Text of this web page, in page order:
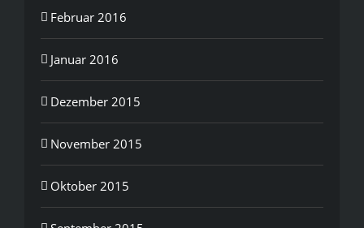
Februar 2016
Januar 2016
Dezember 2015
November 2015
Oktober 2015